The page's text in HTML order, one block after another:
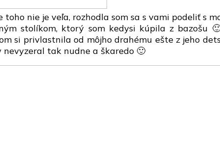
nie je veľa, rozhodla som sa s vami podeliť s
stolíkom, ktorý som kedysi kúpila z bazošu
si privlastnila od môjho drahému ešte z jeho
tak nudne a škaredo 🙂